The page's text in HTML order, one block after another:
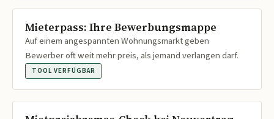
Mieterpass: Ihre Bewerbungsmappe
Auf einem angespannten Wohnungsmarkt geben
Bewerber oft weit mehr preis, als jemand verlangen darf.
TOOL VERFÜGBAR